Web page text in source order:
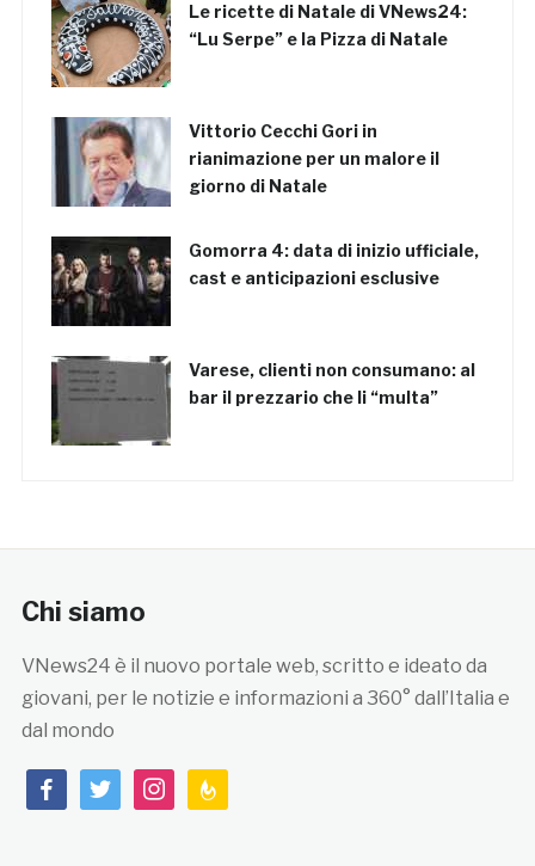
Le ricette di Natale di VNews24:
“Lu Serpe” e la Pizza di Natale
Vittorio Cecchi Gori in
rianimazione per un malore il
giorno di Natale
Gomorra 4: data di inizio ufficiale,
cast e anticipazioni esclusive
Varese, clienti non consumano: al
bar il prezzario che li “multa”
Chi siamo
VNews24 è il nuovo portale web, scritto e ideato da
giovani, per le notizie e informazioni a 360° dall’Italia e
dal mondo
facebooktwitterinstagramfeedburner